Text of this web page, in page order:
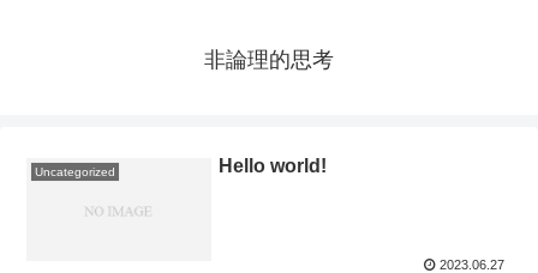
非論理的思考
Uncategorized Hello world!
2023.06.27